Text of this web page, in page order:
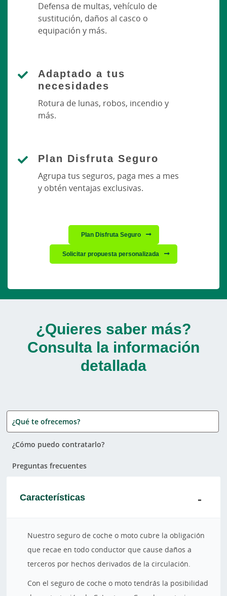
Defensa de multas, vehículo de
sustitución, daños al casco o
equipación y más.
Adaptado a tus
necesidades
Rotura de lunas, robos, incendio y
más.
Plan Disfruta Seguro
Agrupa tus seguros, paga mes a mes
y obtén ventajas exclusivas.
Plan Disfruta Seguro
Solicitar propuesta personalizada
¿Quieres saber más?
Consulta la información
detallada
¿Qué te ofrecemos?
¿Cómo puedo contratarlo?
Preguntas frecuentes
Características
Nuestro seguro de coche o moto cubre la obligación
que recae en todo conductor que cause daños a
terceros por hechos derivados de la circulación.
Con el seguro de coche o moto tendrás la posibilidad